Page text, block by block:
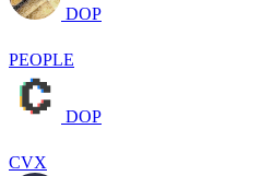
DOP
PEOPLE
DOP
CVX